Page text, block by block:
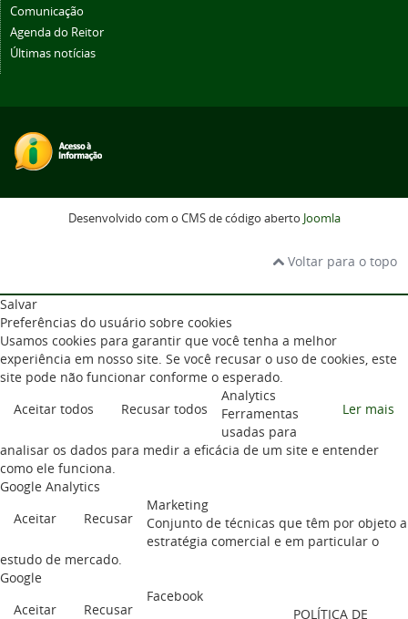
Comunicação
Agenda do Reitor
Últimas notícias
Desenvolvido com o CMS de código aberto Joomla
Voltar para o topo
Salvar
Preferências do usuário sobre cookies
Usamos cookies para garantir que você tenha a melhor
experiência em nosso site. Se você recusar o uso de cookies, este
site pode não funcionar conforme o esperado.
Aceitar todos
Recusar todos Ler mais
Analytics
Ferramentas
usadas para
analisar os dados para medir a eficácia de um site e entender
como ele funciona.
Google Analytics
Aceitar
Recusar
Marketing
Conjunto de técnicas que têm por objeto a
estratégia comercial e em particular o
estudo de mercado.
Google
Aceitar
Recusar
Facebook
POLÍTICA DE